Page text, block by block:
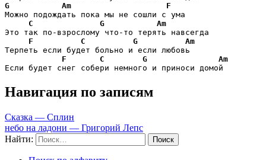
G
Am
F
Можно подождать пока мы не сошли с ума
C
G
Am
Это так по-взрослому что-то терять навсегда
F
C G
Am
Терпеть если будет больно и если любовь
F
C G
Am
Если будет снег собери немного и приноси домой
Навигация по записям
Сказка — Сплин
небо на ладони — Григорий Лепс
Найти: